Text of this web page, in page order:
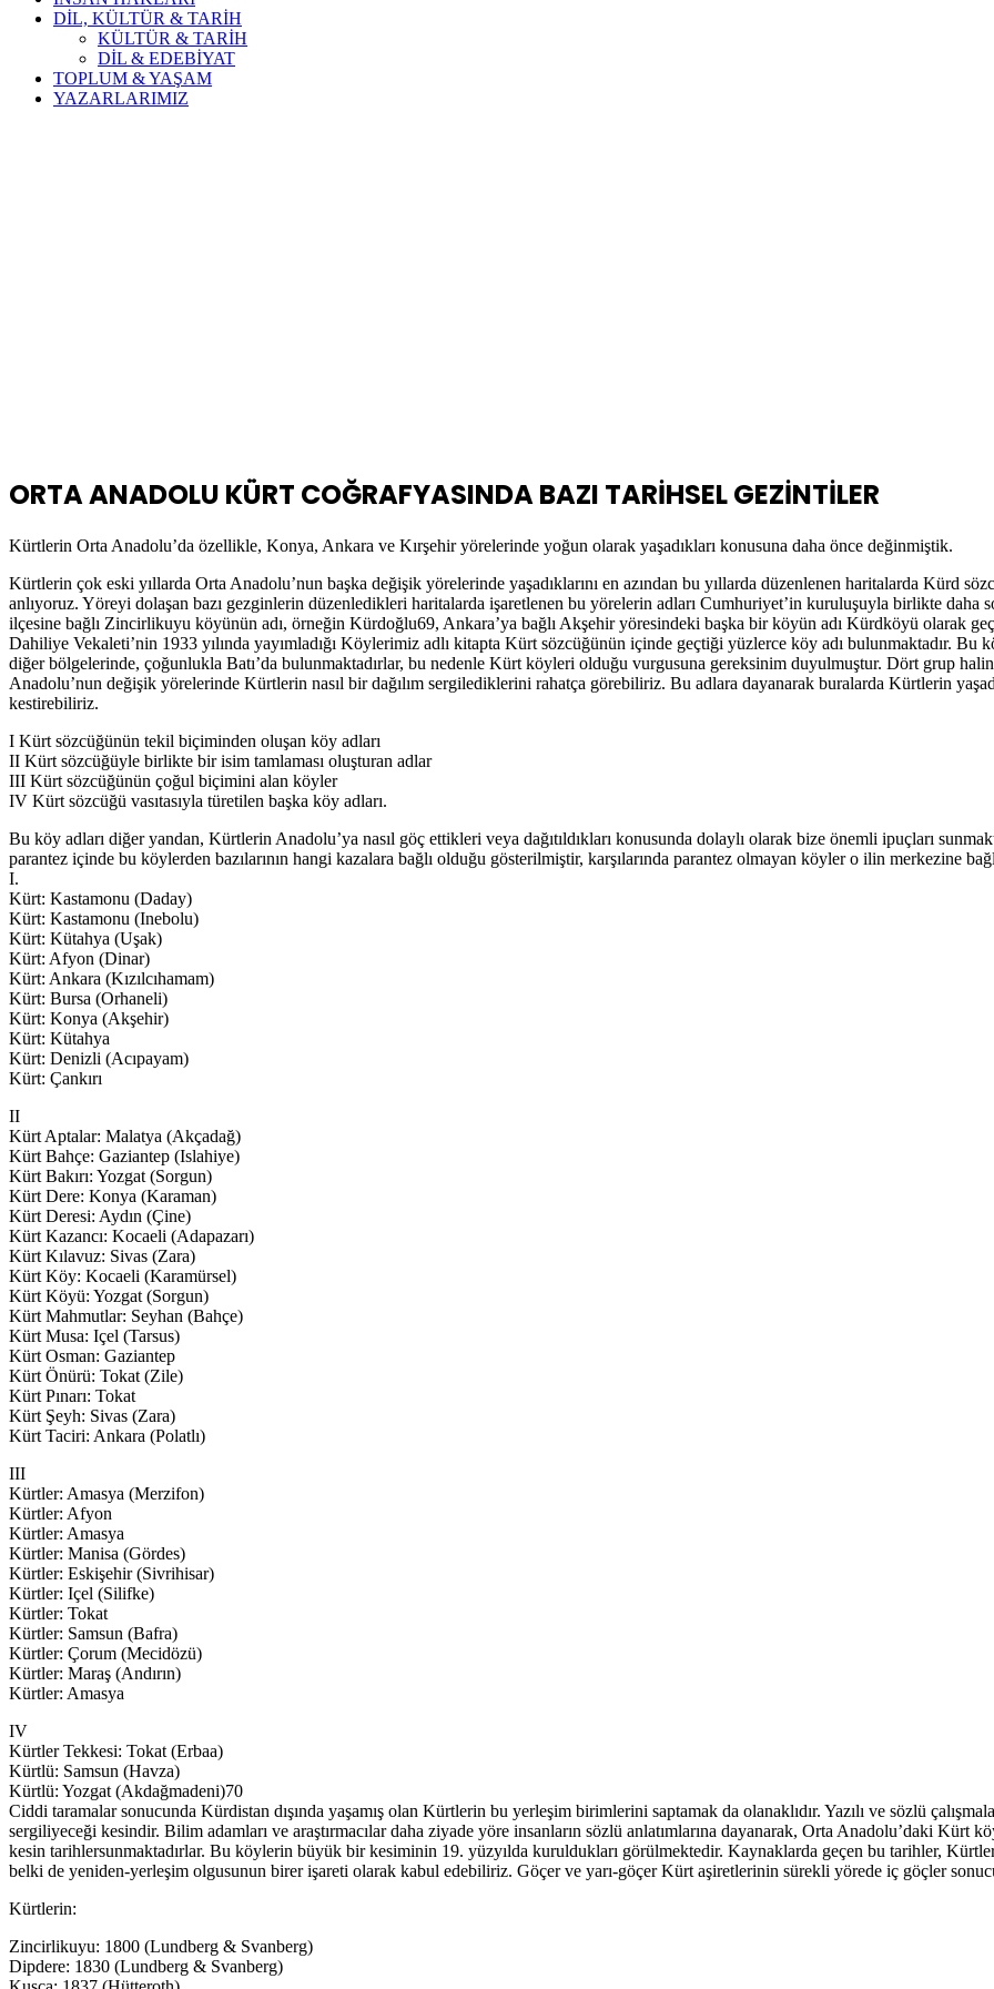
DİL, KÜLTÜR & TARİH
KÜLTÜR & TARİH
DİL & EDEBİYAT
TOPLUM & YAŞAM
YAZARLARIMIZ
ORTA ANADOLU KÜRT COĞRAFYASINDA BAZI TARİHSEL GEZİNTİLER
Kürtlerin Orta Anadolu’da özellikle, Konya, Ankara ve Kırşehir yörelerinde yoğun olarak yaşadıkları konusuna daha önce değinmiştik.
Kürtlerin çok eski yıllarda Orta Anadolu’nun başka değişik yörelerinde yaşadıklarını en azından bu yıllarda düzenlenen haritalarda Kürd
anlıyoruz. Yöreyi dolaşan bazı gezginlerin düzenledikleri haritalarda işaretlenen bu yörelerin adları Cumhuriyet’in kuruluşuyla birlikte daha
ilçesine bağlı Zincirlikuyu köyünün adı, örneğin Kürdoğlu69, Ankara’ya bağlı Akşehir yöresindeki başka bir köyün adı Kürdköyü olarak
Dahiliye Vekaleti’nin 1933 yılında yayımladığı Köylerimiz adlı kitapta Kürt sözcüğünün içinde geçtiği yüzlerce köy adı bulunmaktadır. Bu
diğer bölgelerinde, çoğunlukla Batı’da bulunmaktadırlar, bu nedenle Kürt köyleri olduğu vurgusuna gereksinim duyulmuştur. Dört grup
Anadolu’nun değişik yörelerinde Kürtlerin nasıl bir dağılım sergilediklerini rahatça görebiliriz. Bu adlara dayanarak buralarda Kürtlerin
kestirebiliriz.
I Kürt sözcüğünün tekil biçiminden oluşan köy adları
II Kürt sözcüğüyle birlikte bir isim tamlaması oluşturan adlar
III Kürt sözcüğünün çoğul biçimini alan köyler
IV Kürt sözcüğü vasıtasıyla türetilen başka köy adları.
Bu köy adları diğer yandan, Kürtlerin Anadolu’ya nasıl göç ettikleri veya dağıtıldıkları konusunda dolaylı olarak bize önemli ipuçları
parantez içinde bu köylerden bazılarının hangi kazalara bağlı olduğu gösterilmiştir, karşılarında parantez olmayan köyler o ilin merkezine
I.
Kürt: Kastamonu (Daday)
Kürt: Kastamonu (Inebolu)
Kürt: Kütahya (Uşak)
Kürt: Afyon (Dinar)
Kürt: Ankara (Kızılcıhamam)
Kürt: Bursa (Orhaneli)
Kürt: Konya (Akşehir)
Kürt: Kütahya
Kürt: Denizli (Acıpayam)
Kürt: Çankırı
II
Kürt Aptalar: Malatya (Akçadağ)
Kürt Bahçe: Gaziantep (Islahiye)
Kürt Bakırı: Yozgat (Sorgun)
Kürt Dere: Konya (Karaman)
Kürt Deresi: Aydın (Çine)
Kürt Kazancı: Kocaeli (Adapazarı)
Kürt Kılavuz: Sivas (Zara)
Kürt Köy: Kocaeli (Karamürsel)
Kürt Köyü: Yozgat (Sorgun)
Kürt Mahmutlar: Seyhan (Bahçe)
Kürt Musa: Içel (Tarsus)
Kürt Osman: Gaziantep
Kürt Önürü: Tokat (Zile)
Kürt Pınarı: Tokat
Kürt Şeyh: Sivas (Zara)
Kürt Taciri: Ankara (Polatlı)
III
Kürtler: Amasya (Merzifon)
Kürtler: Afyon
Kürtler: Amasya
Kürtler: Manisa (Gördes)
Kürtler: Eskişehir (Sivrihisar)
Kürtler: Içel (Silifke)
Kürtler: Tokat
Kürtler: Samsun (Bafra)
Kürtler: Çorum (Mecidözü)
Kürtler: Maraş (Andırın)
Kürtler: Amasya
IV
Kürtler Tekkesi: Tokat (Erbaa)
Kürtlü: Samsun (Havza)
Kürtlü: Yozgat (Akdağmadeni)70
Ciddi taramalar sonucunda Kürdistan dışında yaşamış olan Kürtlerin bu yerleşim birimlerini saptamak da olanaklıdır. Yazılı ve sözlü
sergiliyeceği kesindir. Bilim adamları ve araştırmacılar daha ziyade yöre insanların sözlü anlatımlarına dayanarak, Orta Anadolu’daki Kürt
kesin tarihlersunmaktadırlar. Bu köylerin büyük bir kesiminin 19. yüzyılda kuruldukları görülmektedir. Kaynaklarda geçen bu tarihler,
belki de yeniden-yerleşim olgusunun birer işareti olarak kabul edebiliriz. Göçer ve yarı-göçer Kürt aşiretlerinin sürekli yörede iç göçler
Kürtlerin:
Zincirlikuyu: 1800 (Lundberg & Svanberg)
Dipdere: 1830 (Lundberg & Svanberg)